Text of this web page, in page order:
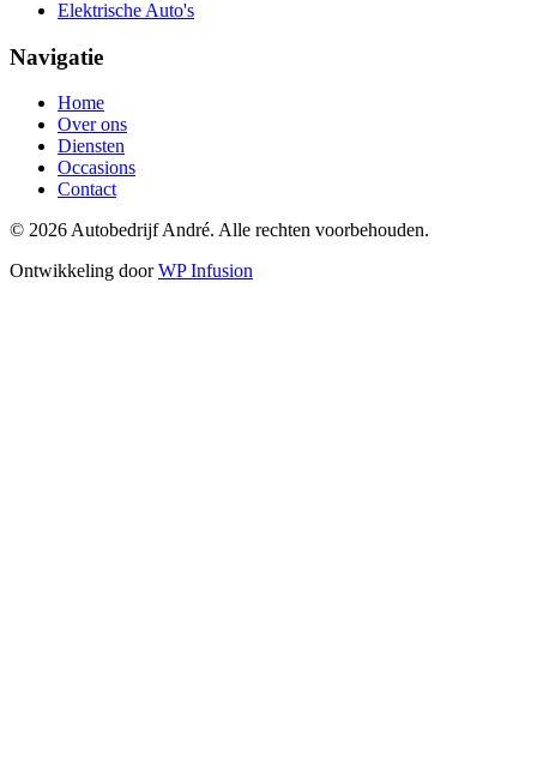
Elektrische Auto's
Navigatie
Home
Over ons
Diensten
Occasions
Contact
© 2026 Autobedrijf André. Alle rechten voorbehouden.
Ontwikkeling doorWP Infusion